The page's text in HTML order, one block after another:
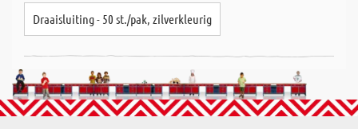
Draaisluiting - 50 st./pak, zilverkleurig